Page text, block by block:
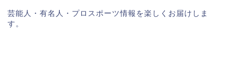
芸能人・有名人・プロスポーツ情報を楽しくお届けしま
す。